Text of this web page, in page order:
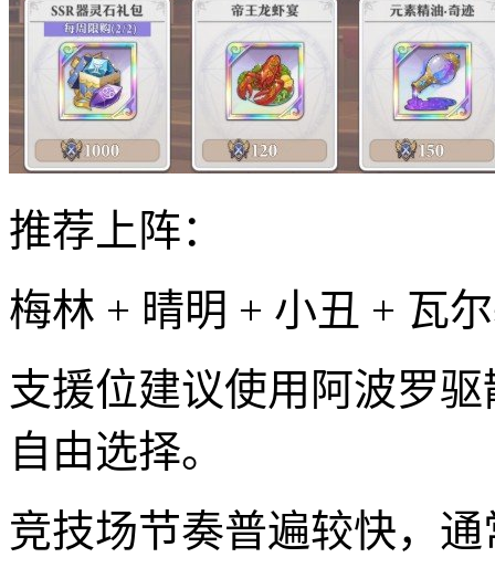
推荐上阵：
梅林 + 晴明 + 小丑 + 瓦
支援位建议使用阿波罗
自由选择。
竞技场节奏普遍较快，